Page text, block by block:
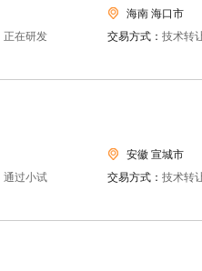
海南 海口市
正在研发 交易方式： 技术转
安徽 宣城市
通过小试 交易方式： 技术转